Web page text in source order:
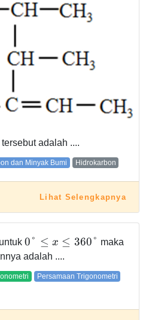
adalah ....
dan Minyak Bumi Hidrokarbon
Lihat Selengkapnya
untuk0° ≤ x ≤ 360° maka
adalah ....
Persamaan Trigonometri